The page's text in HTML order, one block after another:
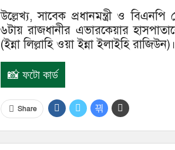
উল্লেখ্য, সাবেক প্রধানমন্ত্রী ও
৬টায় রাজধানীর এভারকেয়ার
(ইন্না লিল্লাহি ওয়া ইন্না ইলাইহি
📸 ফটো কার্ড
Share